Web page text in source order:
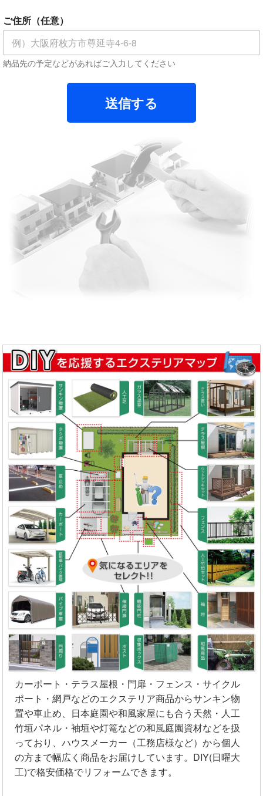
ご住所（任意）
納品先の予定などがあればご入力してください
送信する
カーポート・テラス屋根・門扉・フェンス・サイクル
ポート・網戸などのエクステリア商品からサンキン物
置や車止め、日本庭園や和風家屋にも合う天然・人工
竹垣パネル・袖垣や灯篭などの和風庭園資材などを扱
っており、ハウスメーカー（工務店様など）から個人
の方まで幅広く商品をお届けしています。DIY(日曜大
工)で格安価格でリフォームできます。